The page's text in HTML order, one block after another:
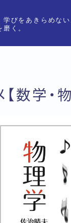
学びをあきらめない
く。
挑む 資格に挑
深める
整える
数学・物